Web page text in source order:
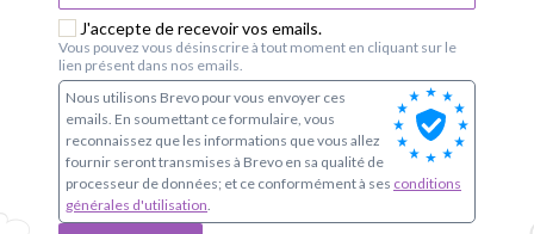
J'accepte de recevoir vos emails.
Vous pouvez vous désinscrire à tout moment en cliquant sur le
lien présent dans nos emails.
Nous utilisons Brevo pour vous envoyer ces
emails. En soumettant ce formulaire, vous
reconnaissez que les informations que vous allez
fournir seront transmises à Brevo en sa qualité de
processeur de données; et ce conformément à ses conditions
générales d'utilisation.